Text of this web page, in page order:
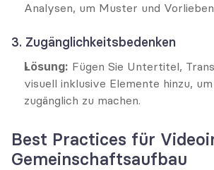
Analysen, um Muster und
3. Zugänglichkeitsbedenken
Lösung: Fügen Sie Untertitel,
visuell inklusive Elemente hinzu,
zugänglich zu machen.
Best Practices für
Gemeinschaftsaufbau